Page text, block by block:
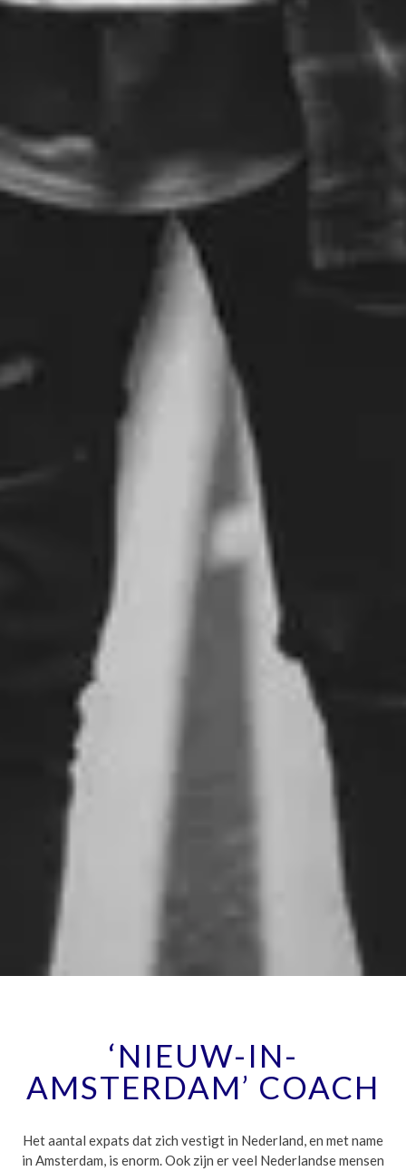
‘NIEUW-IN-
AMSTERDAM’ COACH
Het aantal expats dat zich vestigt in Nederland, en met name
in Amsterdam, is enorm. Ook zijn er veel Nederlandse mensen